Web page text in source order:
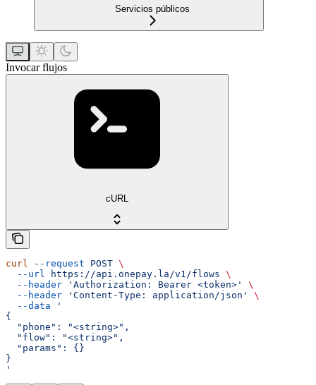
Servicios públicos
Invocar flujos
cURL
curl --request POST \
  --url
https://api.onepay.la/v1/flows \
  --header
'Authorization: Bearer <token>'
\
  --header
'Content-Type: application/json'
\
  --data
'
{
  "phone": "<string>",
  "flow": "<string>",
  "params": {}
}
'